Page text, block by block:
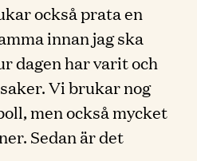
också prata en
innan jag ska
dagen har varit och
Vi brukar nog
men också mycket
Sedan är det